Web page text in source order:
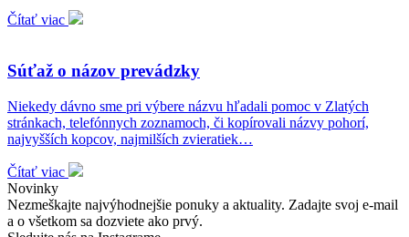
Čítať viac
Súťaž o názov prevádzky
Niekedy dávno sme pri výbere názvu hľadali pomoc v Zlatých
stránkach, telefónnych zoznamoch, či kopírovali názvy pohorí,
najvyšších kopcov, najmilších zvieratiek…
Čítať viac
Novinky
Nezmeškajte najvýhodnejšie ponuky a aktuality. Zadajte svoj e-mail
a o všetkom sa dozviete ako prvý.